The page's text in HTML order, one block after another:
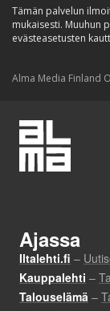
Tämän palvelun
mukaisesti. Muuhun
evästeasetusten
Alma Media Finland